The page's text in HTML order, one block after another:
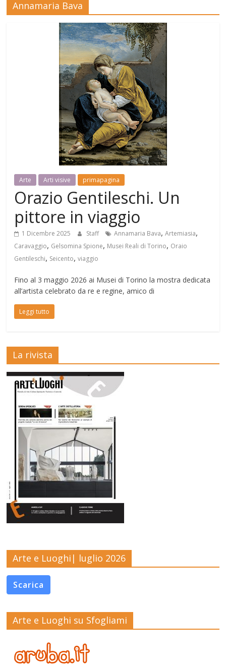
Mensile
Annamaria Bava
Arte Arti visive primapagina
Orazio Gentileschi. Un
pittore in viaggio
1 Dicembre 2025 Staff Annamaria Bava,Artemiasia,
Caravaggio, Gelsomina Spione, Musei Reali di Torino, Oraio
Gentileschi, Seicento,viaggio
Fino al 3 maggio 2026 ai Musei di Torino la mostra dedicata
all’artista celebrato da re e regine, amico di
Leggi tutto
La rivista
Arte e Luoghi| luglio 2026
Scarica
Arte e Luoghi su Sfogliami